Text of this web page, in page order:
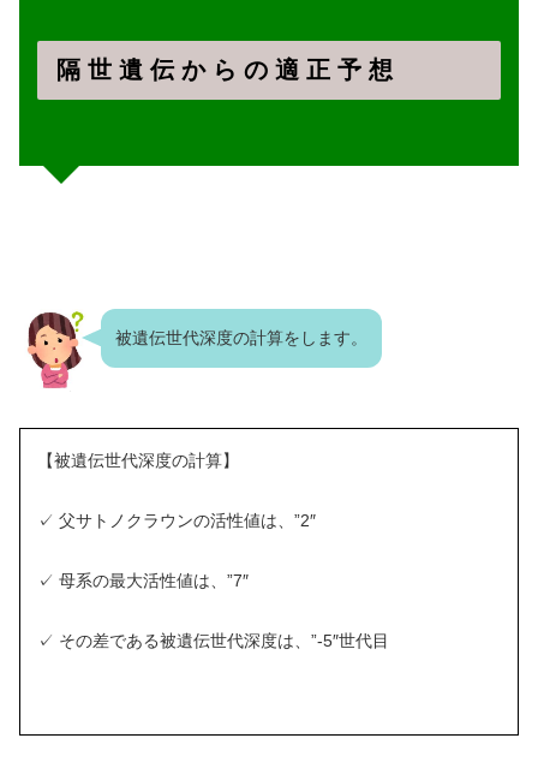
隔 世 遺 伝 か ら の 適 正 予 想
被遺伝世代深度の計算をします。
【被遺伝世代深度の計算】
✓ 父サトノクラウンの活性値は、”2″
✓ 母系の最大活性値は、”7″
✓ その差である被遺伝世代深度は、”-5″世代目